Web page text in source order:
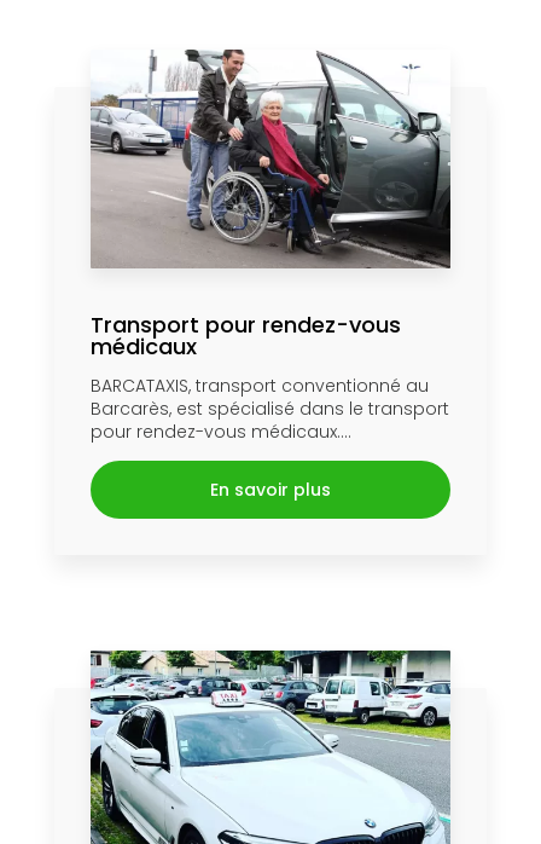
Transport pour rendez-vous
médicaux
BARCATAXIS, transport conventionné au
Barcarès, est spécialisé dans le transport
pour rendez-vous médicaux....
En savoir plus